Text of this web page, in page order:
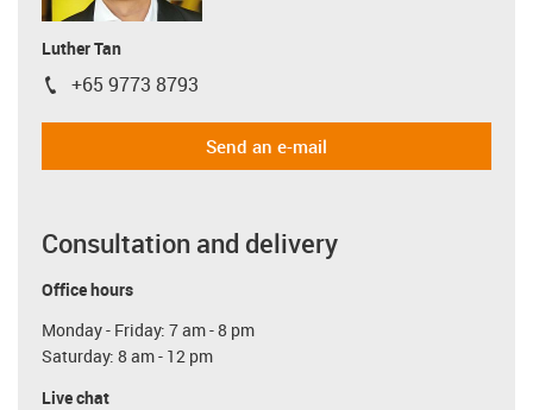
Luther Tan
igus-icon-phone
+65 9773 8793
Send an e-mail
Consultation and delivery
Office hours
Monday - Friday: 7 am - 8 pm
Saturday: 8 am - 12 pm
Live chat